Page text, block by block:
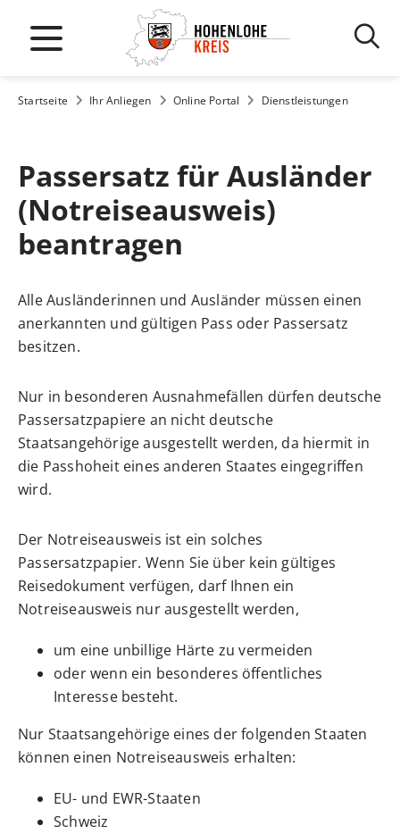
Startseite Ihr Anliegen Online Portal Dienstleistungen
Passersatz für Ausländer
(Notreiseausweis)
beantragen
Alle Ausländerinnen und Ausländer müssen einen
anerkannten und gültigen Pass oder Passersatz
besitzen.
Nur in besonderen Ausnahmefällen dürfen deutsche
Passersatzpapiere an nicht deutsche
Staatsangehörige ausgestellt werden, da hiermit in
die Passhoheit eines anderen Staates eingegriffen
wird.
Der Notreiseausweis ist ein solches
Passersatzpapier. Wenn Sie über kein gültiges
Reisedokument verfügen, darf Ihnen ein
Notreiseausweis nur ausgestellt werden,
um eine unbillige Härte zu vermeiden
oder wenn ein besonderes öffentliches
Interesse besteht.
Nur Staatsangehörige eines der folgenden Staaten
können einen Notreiseausweis erhalten:
EU- und EWR-Staaten
Schweiz